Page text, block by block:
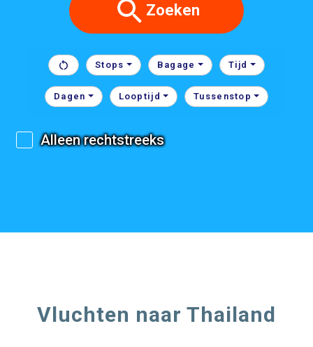
Zoeken
Stops Bagage Tijd
Dagen Looptijd Tussenstop
Alleen rechtstreeks
Vluchten naar Thailand